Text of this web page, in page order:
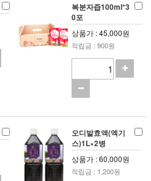
복분자즙100ml*3
0포
상품가 : 45,000원
적립금 : 900원
오디발효액(엑기
스)1L×2병
상품가 : 60,000원
적립금 : 1,200원